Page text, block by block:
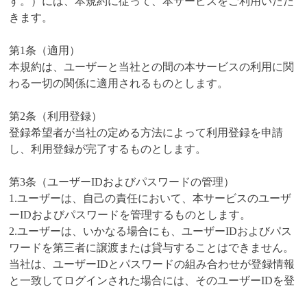
きます。
第1条（適用）
本規約は、ユーザーと当社との間の本サービスの利用に関
わる一切の関係に適用されるものとします。
第2条（利用登録）
登録希望者が当社の定める方法によって利用登録を申請
し、利用登録が完了するものとします。
第3条（ユーザーIDおよびパスワードの管理）
1.ユーザーは、自己の責任において、本サービスのユーザ
ーIDおよびパスワードを管理するものとします。
2.ユーザーは、いかなる場合にも、ユーザーIDおよびパス
ワードを第三者に譲渡または貸与することはできません。
当社は、ユーザーIDとパスワードの組み合わせが登録情報
と一致してログインされた場合には、そのユーザーIDを登